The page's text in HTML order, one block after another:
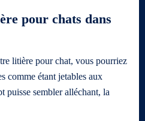
pour chats dans
litière pour chat, vous pourriez
comme étant jetables aux
puisse sembler alléchant, la